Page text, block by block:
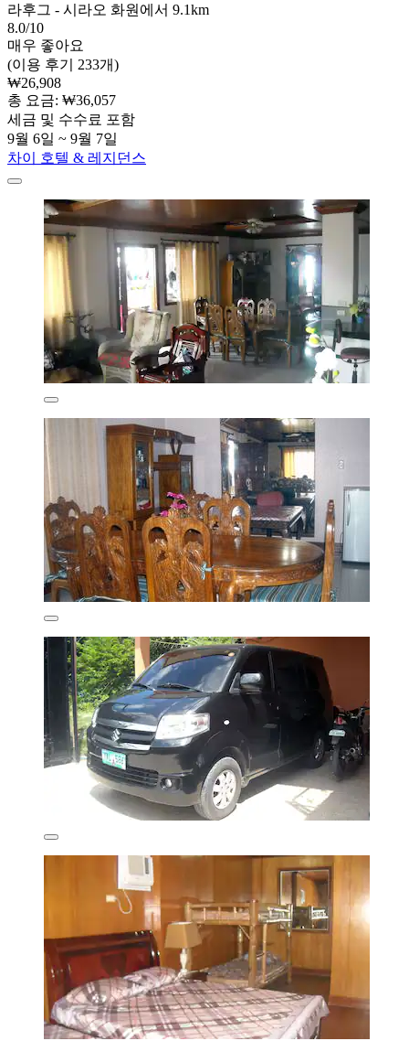
라후그 - 시라오 화원에서 9.1km
8.0/10
매우 좋아요
(이용 후기 233개)
₩26,908
총 요금: ₩36,057
세금 및 수수료 포함
9월 6일 ~ 9월 7일
차이 호텔 & 레지던스